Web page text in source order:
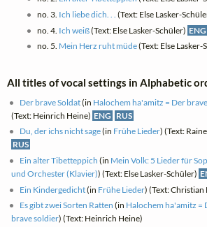
no. 3. Ich liebe dich. . . (Text: Else Lasker-
no. 4. Ich weiß(Text: Else Lasker-Schüler) ENG
no. 5. Mein Herz ruht müde(Text: Else Lasker-
All titles of vocal settings in Alphabetic
Der brave Soldat(in Halochem ha'amitz = Der
(Text: Heinrich Heine) ENG RUS
Du, der ichs nicht sage(in Frühe Lieder) (Text:
RUS
Ein alter Tibetteppich (in Mein Volk: 5 Lieder für
und Orchester (Klavier)) (Text: Else Lasker-Schüler)
Ein Kindergedicht(in Frühe Lieder) (Text:
Es gibt zwei Sorten Ratten (in Halochem ha'amitz =
brave soldier) (Text: Heinrich Heine)